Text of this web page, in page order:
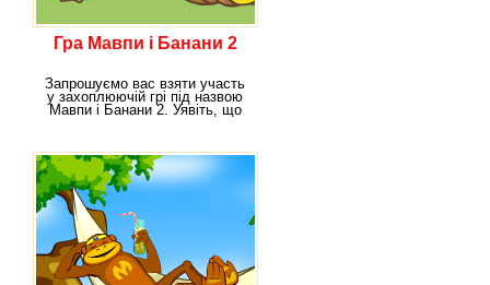
Гра Мавпи і Банани 2
Запрошуємо вас взяти участь
у захоплюючій грі під назвою
Мавпи і Банани 2. Уявіть, що